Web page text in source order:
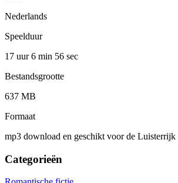
Nederlands
Speelduur
17 uur 6 min 56 sec
Bestandsgrootte
637 MB
Formaat
mp3 download en geschikt voor de Luisterrijk
Categorieën